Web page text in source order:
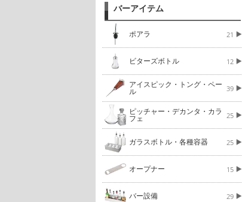
バーアイテム
ポアラ 21
ビターズボトル 12
アイスピック・トング・ペー
ル 39
ピッチャー・デカンタ・カラ
フェ 25
ガラスボトル・各種容器 25
オープナー 15
バー設備 29